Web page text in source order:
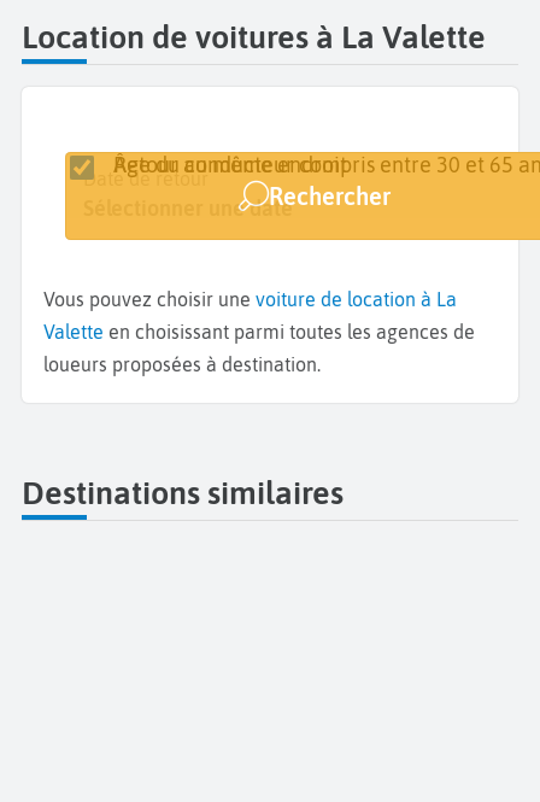
Location de voitures à La Valette
Lieu de retrait
Date de retrait
Sélectionner une date
Date de retour
Sélectionner une date
Retour au même endroit
Âge du conducteur compris entre 30 et 65
Rechercher
Vous pouvez choisir une voiture de location à La
Valette en choisissant parmi toutes les agences de
loueurs proposées à destination.
Destinations similaires